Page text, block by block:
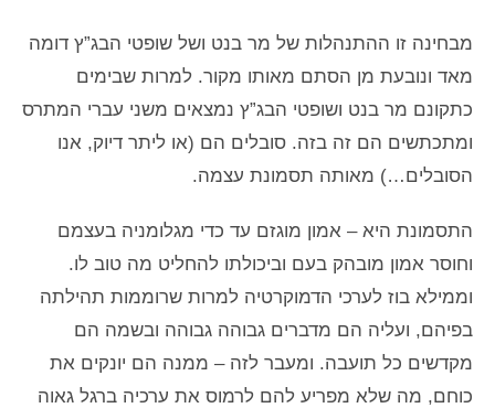
מבחינה זו ההתנהלות של מר בנט ושל שופטי הבג”ץ דומה
מאד ונובעת מן הסתם מאותו מקור. למרות שבימים
כתקונם מר בנט ושופטי הבג”ץ נמצאים משני עברי המתרס
ומתכתשים הם זה בזה. סובלים הם (או ליתר דיוק, אנו
הסובלים…) מאותה תסמונת עצמה.
התסמונת היא – אמון מוגזם עד כדי מגלומניה בעצמם
וחוסר אמון מובהק בעם וביכולתו להחליט מה טוב לו.
וממילא בוז לערכי הדמוקרטיה למרות שרוממות תהילתה
בפיהם, ועליה הם מדברים גבוהה גבוהה ובשמה הם
מקדשים כל תועבה. ומעבר לזה – ממנה הם יונקים את
כוחם, מה שלא מפריע להם לרמוס את ערכיה ברגל גאוה